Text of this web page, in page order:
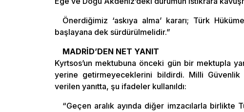
Önerdiğimiz ‘askıya alma’ kararı; Türk
başlayana dek sürdürülmelidir.”
MADRİD’DEN NET YANIT
Kyrtsos’un mektubuna önceki gün bir mektupla
yerine getirmeyeceklerini bildirdi. Milli Güvenlik
verilen yanıtta, şu ifadeler kullanıldı:
“Geçen aralık ayında diğer imzacılarla birlikte